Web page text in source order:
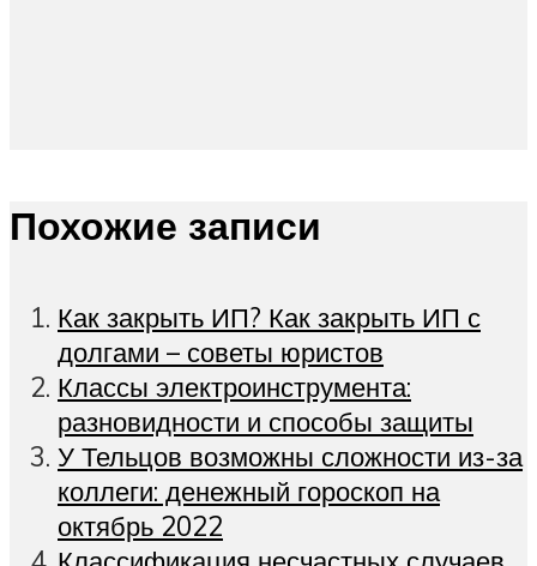
Похожие записи
Как закрыть ИП? Как закрыть ИП с
долгами – советы юристов
Классы электроинструмента:
разновидности и способы защиты
У Тельцов возможны сложности из-за
коллеги: денежный гороскоп на
октябрь 2022